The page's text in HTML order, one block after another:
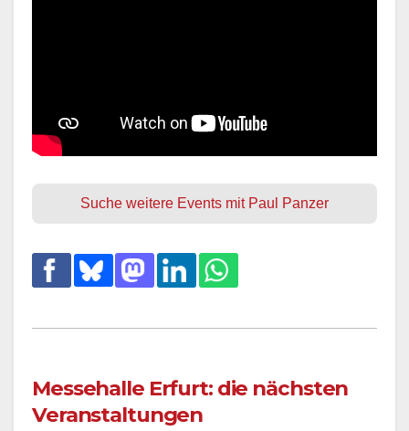
Suche weitere Events mit Paul Panzer
Messehalle Erfurt: die nächsten
Veranstaltungen